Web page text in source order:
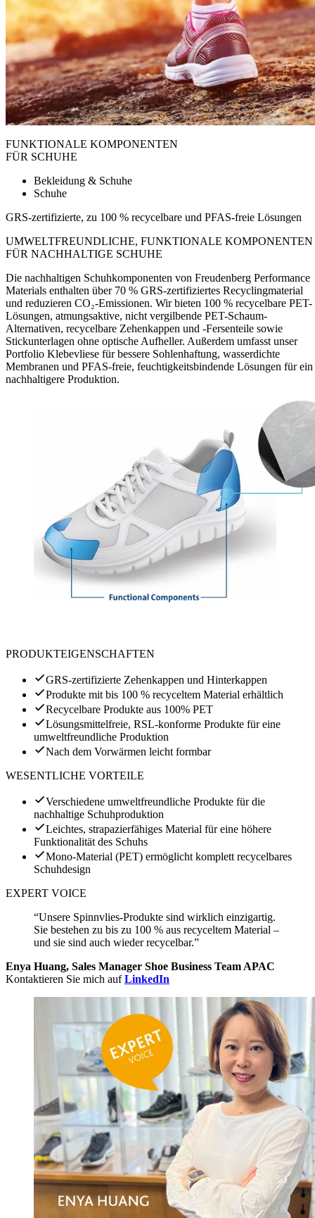
FUNKTIONALE KOMPONENTEN
FÜR SCHUHE
Bekleidung & Schuhe
Schuhe
GRS-zertifizierte, zu 100 % recycelbare und PFAS-freie Lösungen
UMWELTFREUNDLICHE, FUNKTIONALE KOMPONENTEN
FÜR NACHHALTIGE SCHUHE
Die nachhaltigen Schuhkomponenten von Freudenberg Performance
Materials enthalten über 70 % GRS-zertifiziertes Recyclingmaterial
und reduzieren CO₂-Emissionen. Wir bieten 100 % recycelbare PET-
Lösungen, atmungsaktive, nicht vergilbende PET-Schaum-
Alternativen, recycelbare Zehenkappen und -Fersenteile sowie
Stickunterlagen ohne optische Aufheller. Außerdem umfasst unser
Portfolio Klebevliese für bessere Sohlenhaftung, wasserdichte
Membranen und PFAS-freie, feuchtigkeitsbindende Lösungen für ein
nachhaltigere Produktion.
PRODUKTEIGENSCHAFTEN
GRS-zertifizierte Zehenkappen und Hinterkappen
Produkte mit bis 100 % recyceltem Material erhältlich
Recycelbare Produkte aus 100% PET
Lösungsmittelfreie, RSL-konforme Produkte für eine
umweltfreundliche Produktion
Nach dem Vorwärmen leicht formbar
WESENTLICHE VORTEILE
Verschiedene umweltfreundliche Produkte für die
nachhaltige Schuhproduktion
Leichtes, strapazierfähiges Material für eine höhere
Funktionalität des Schuhs
Mono-Material (PET) ermöglicht komplett recycelbares
Schuhdesign
EXPERT VOICE
“Unsere Spinnvlies-Produkte sind wirklich einzigartig.
Sie bestehen zu bis zu 100 % aus recyceltem Material –
und sie sind auch wieder recycelbar.”
Enya Huang, Sales Manager Shoe Business Team APAC
Kontaktieren Sie mich aufLinkedIn